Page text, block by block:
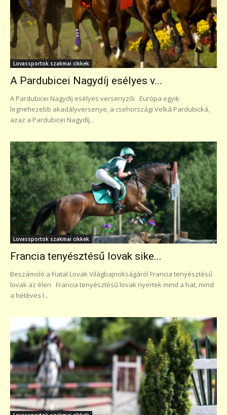
Lovassportok szakmai cikkek
A Pardubicei Nagydíj esélyes v...
A Pardubicei Nagydíj esélyes versenyzői Európa egyik
legnehezebb akadályversenye, a csehországi Velká Pardubická,
azaz a Pardubicei Nagydíj...
Lovassportok szakmai cikkek
Francia tenyésztésű lovak sike...
Beszámoló a Fiatal Lovak Világbajnokságáról Francia tenyésztésű
lovak az élen Francia tenyésztésű lovak nyertek mind a hat, mind
a hétéves l...